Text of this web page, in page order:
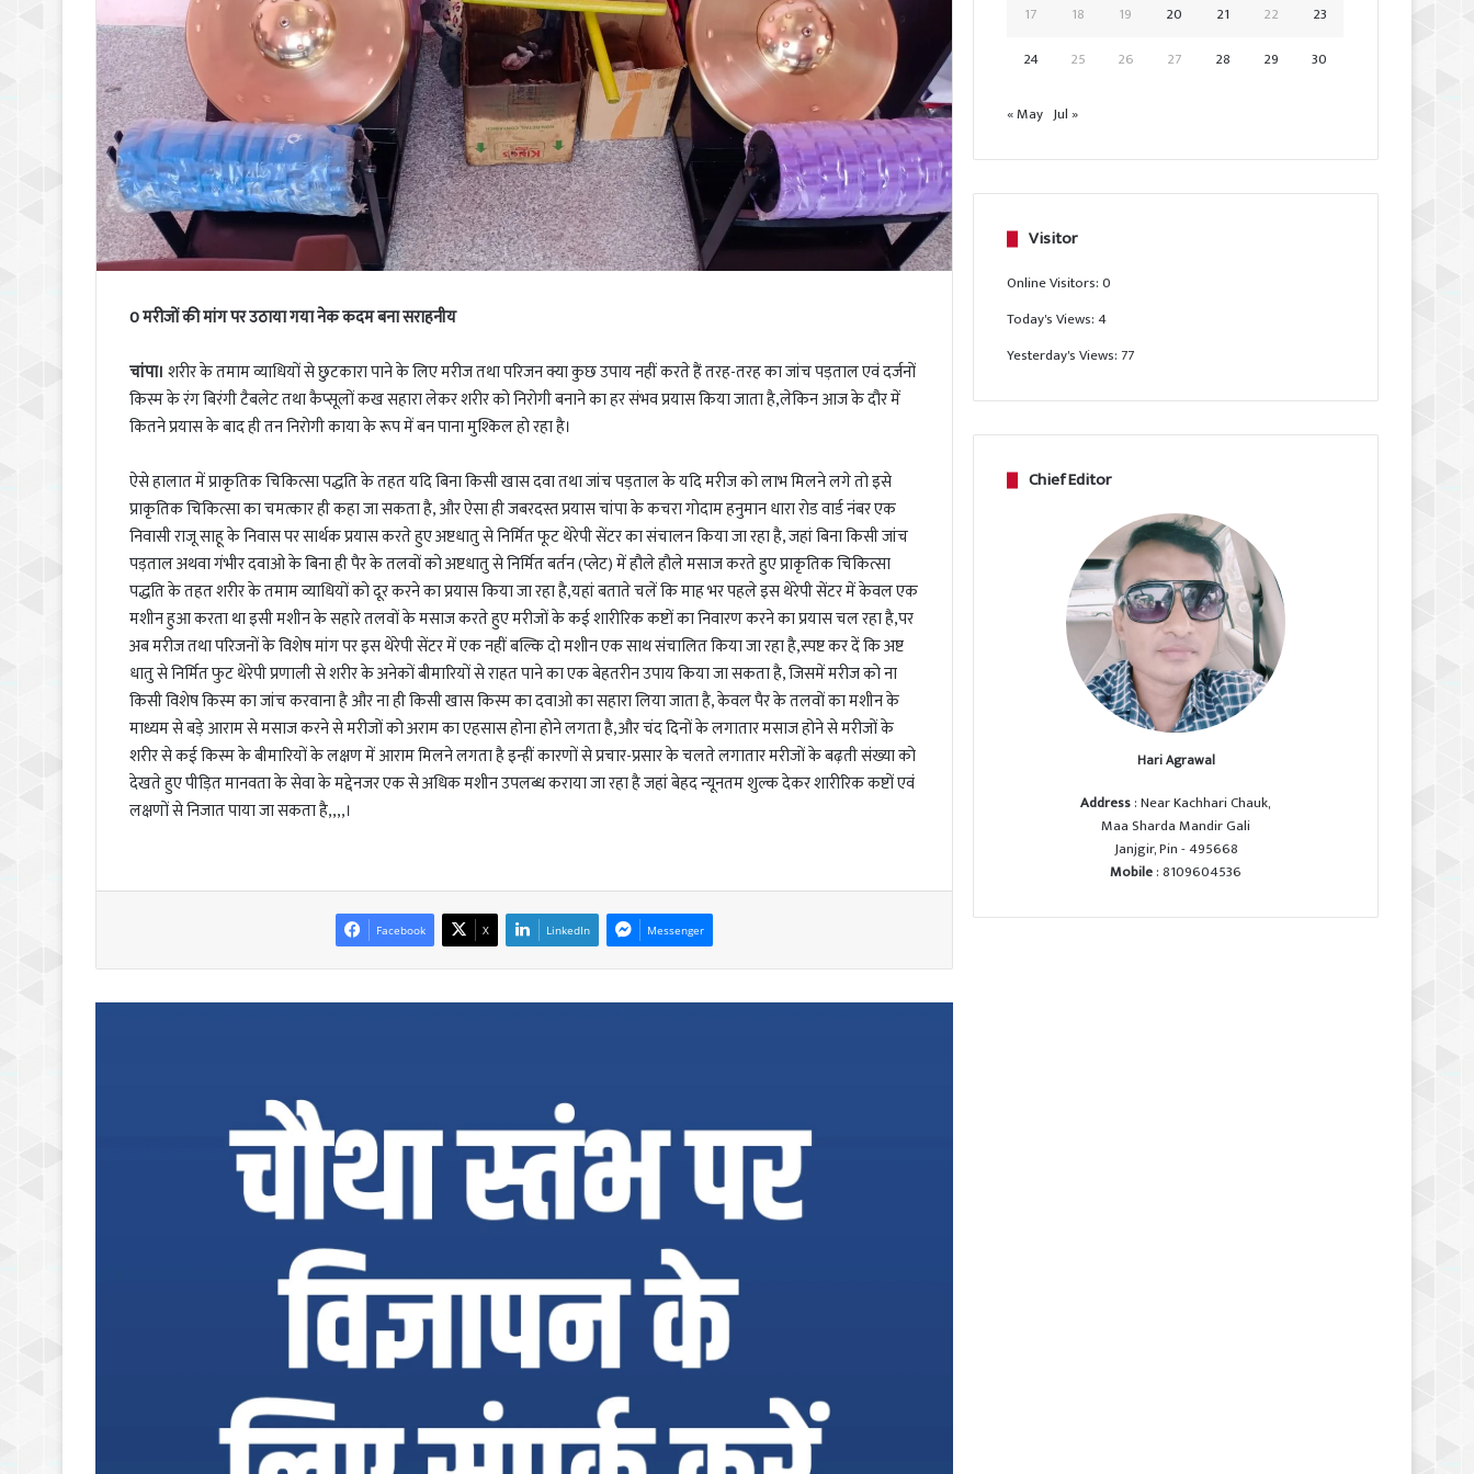
0 मरीजों की मांग पर उठाया गया नेक कदम बना सराहनीय
चांपा। शरीर के तमाम व्याधियों से छुटकारा पाने के लिए मरीज तथा परिजन क्या कुछ उपाय नहीं करते हैं तरह-तरह का जांच पड़ताल एवं दर्जनों
किस्म के रंग बिरंगी टैबलेट तथा कैप्सूलों कख सहारा लेकर शरीर को निरोगी बनाने का हर संभव प्रयास किया जाता है,लेकिन आज के दौर में
कितने प्रयास के बाद ही तन निरोगी काया के रूप में बन पाना मुश्किल हो रहा है।
ऐसे हालात में प्राकृतिक चिकित्सा पद्धति के तहत यदि बिना किसी खास दवा तथा जांच पड़ताल के यदि मरीज को लाभ मिलने लगे तो इसे
प्राकृतिक चिकित्सा का चमत्कार ही कहा जा सकता है, और ऐसा ही जबरदस्त प्रयास चांपा के कचरा गोदाम हनुमान धारा रोड वार्ड नंबर एक
निवासी राजू साहू के निवास पर सार्थक प्रयास करते हुए अष्टधातु से निर्मित फूट थेरेपी सेंटर का संचालन किया जा रहा है, जहां बिना किसी जांच
पड़ताल अथवा गंभीर दवाओ के बिना ही पैर के तलवों को अष्टधातु से निर्मित बर्तन (प्लेट) में हौले हौले मसाज करते हुए प्राकृतिक चिकित्सा
पद्धति के तहत शरीर के तमाम व्याधियों को दूर करने का प्रयास किया जा रहा है,यहां बताते चलें कि माह भर पहले इस थेरेपी सेंटर में केवल एक
मशीन हुआ करता था इसी मशीन के सहारे तलवों के मसाज करते हुए मरीजों के कई शारीरिक कष्टों का निवारण करने का प्रयास चल रहा है,पर
अब मरीज तथा परिजनों के विशेष मांग पर इस थेरेपी सेंटर में एक नहीं बल्कि दो मशीन एक साथ संचालित किया जा रहा है,स्पष्ट कर दें कि अष्ट
धातु से निर्मित फुट थेरेपी प्रणाली से शरीर के अनेकों बीमारियों से राहत पाने का एक बेहतरीन उपाय किया जा सकता है, जिसमें मरीज को ना
किसी विशेष किस्म का जांच करवाना है और ना ही किसी खास किस्म का दवाओ का सहारा लिया जाता है, केवल पैर के तलवों का मशीन के
माध्यम से बड़े आराम से मसाज करने से मरीजों को अराम का एहसास होना होने लगता है,और चंद दिनों के लगातार मसाज होने से मरीजों के
शरीर से कई किस्म के बीमारियों के लक्षण में आराम मिलने लगता है इन्हीं कारणों से प्रचार-प्रसार के चलते लगातार मरीजों के बढ़ती संख्या को
देखते हुए पीड़ित मानवता के सेवा के मद्देनजर एक से अधिक मशीन उपलब्ध कराया जा रहा है जहां बेहद न्यूनतम शुल्क देकर शारीरिक कष्टों एवं
लक्षणों से निजात पाया जा सकता है,,,,।
Facebook X LinkedIn Messenger
17 18 19 20 21 22
23
24
25 26 27 28 29 30
« May Jul »
Visitor
Online Visitors:0
Today's Views:4
Yesterday's Views: 77
Chief Editor
Hari Agrawal
Address: Near Kachhari Chauk,
Maa Sharda Mandir Gali
Janjgir, Pin - 495668
Mobile: 8109604536